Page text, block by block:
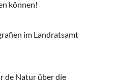
können!
im Landratsamt
de Natur über die